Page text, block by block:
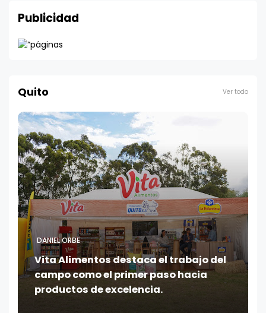
Publicidad
Quito Ver todo
DANIEL ORBE
Vita Alimentos destaca el trabajo del
campo como el primer paso hacia
productos de excelencia.